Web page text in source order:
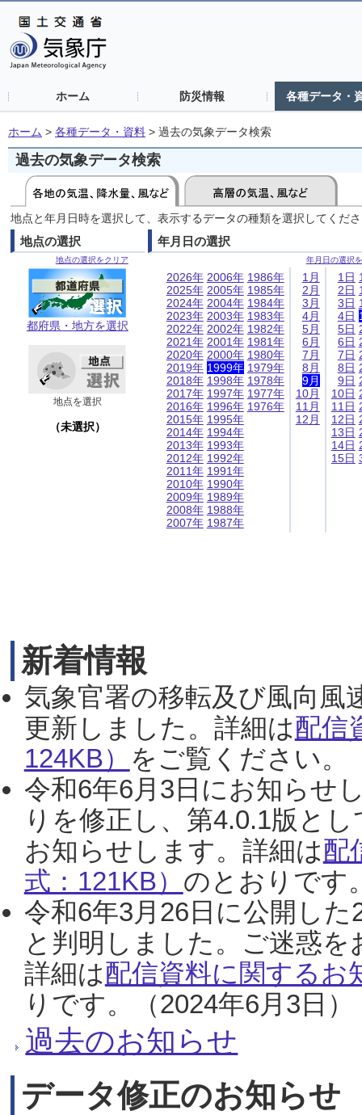
ホーム 防災情報 各種データ・
ホーム > 各種データ・資料 > 過去の気象データ検索
過去の気象データ検索
地点と年月日時を選択して、表示するデータの種類を選択してくだ
地点の選択
地点の選択をクリア
都府県・地方を選択
地点を選択
（未選択）
年月日の選択
年月日の選択
2026年
2025年
2024年
2023年
2022年
2021年
2020年
2019年
2018年
2017年
2016年
2015年
2014年
2013年
2012年
2011年
2010年
2009年
2008年
2007年
2006年
2005年
2004年
2003年
2002年
2001年
2000年
1999年
1998年
1997年
1996年
1995年
1994年
1993年
1992年
1991年
1990年
1989年
1988年
1987年
1986年
1985年
1984年
1983年
1982年
1981年
1980年
1979年
1978年
1977年
1976年
1月
2月
3月
4月
5月
6月
7月
8月
9月
10月
11月
12月
1日
2日
3日
4日
5日
6日
7日
8日
9日
10日
11日
12日
13日
14日
15日
新着情報
気象官署の移転及び風向風
更新しました。詳細は配信
124KB） をご覧ください。
令和6年6月3日にお知らせ
りを修正し、第4.0.1版と
お知らせします。詳細は配
式：121KB） のとおりです
令和6年3月26日に公開し
と判明しました。ご迷惑
詳細は配信資料に関するお
りです。（2024年6月3日）
過去のお知らせ
データ修正のお知らせ